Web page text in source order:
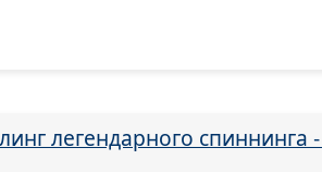
легендарного спиннинга